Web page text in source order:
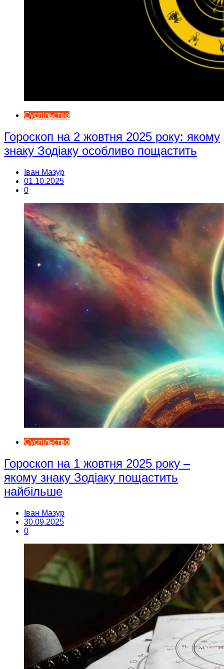
Суспільство
Гороскоп на 2 жовтня 2025 року: якому
знаку Зодіаку особливо пощастить
Іван Мазур
01.10.2025
0
Суспільство
Гороскоп на 1 жовтня 2025 року –
якому знаку Зодіаку пощастить
найбільше
Іван Мазур
30.09.2025
0